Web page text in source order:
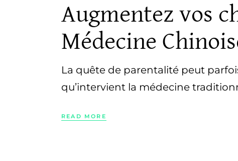
Augmentez vos
Médecine
La quête de parentalité peut
qu’intervient la médecine
READ MORE